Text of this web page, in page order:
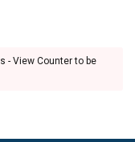
- View Counter to be